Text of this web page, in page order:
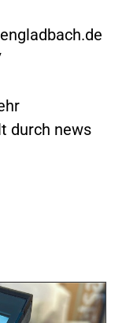
durch news